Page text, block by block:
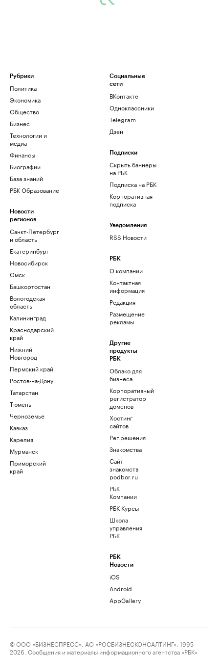
Рубрики
Политика
Экономика
Общество
Бизнес
Технологии и
медиа
Финансы
Биографии
База знаний
РБК Образование
Новости
регионов
Санкт-Петербург
и область
Екатеринбург
Новосибирск
Омск
Башкортостан
Вологодская
область
Калининград
Краснодарский
край
Нижний
Новгород
Пермский край
Ростов-на-Дону
Татарстан
Тюмень
Черноземье
Кавказ
Карелия
Мурманск
Приморский
край
Социальные
сети
ВКонтакте
Одноклассники
Telegram
Дзен
Подписки
Скрыть баннеры
на РБК
Подписка на РБК
Корпоративная
подписка
Уведомления
RSS Новости
РБК
О компании
Контактная
информация
Редакция
Размещение
рекламы
Другие
продукты
РБК
Облако для
бизнеса
Корпоративный
регистратор
доменов
Хостинг
сайтов
Рег.решения
Знакомства
Сайт
знакомств
podbor.ru
РБК
Компании
РБК Курсы
Школа
управления
РБК
РБК
Новости
iOS
Android
AppGallery
© ООО «БИЗНЕСПРЕСС», АО «РОСБИЗНЕСКОНСАЛТИНГ», 1995–
2026. Сообщения и материалы информационного агентства «РБК»